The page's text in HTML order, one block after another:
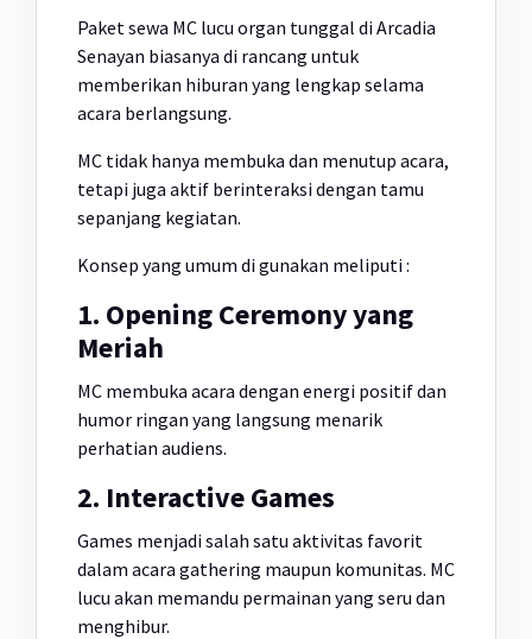
Paket sewa MC lucu organ tunggal di Arcadia
Senayan biasanya di rancang untuk
memberikan hiburan yang lengkap selama
acara berlangsung.
MC tidak hanya membuka dan menutup acara,
tetapi juga aktif berinteraksi dengan tamu
sepanjang kegiatan.
Konsep yang umum di gunakan meliputi :
1. Opening Ceremony yang
Meriah
MC membuka acara dengan energi positif dan
humor ringan yang langsung menarik
perhatian audiens.
2. Interactive Games
Games menjadi salah satu aktivitas favorit
dalam acara gathering maupun komunitas. MC
lucu akan memandu permainan yang seru dan
menghibur.